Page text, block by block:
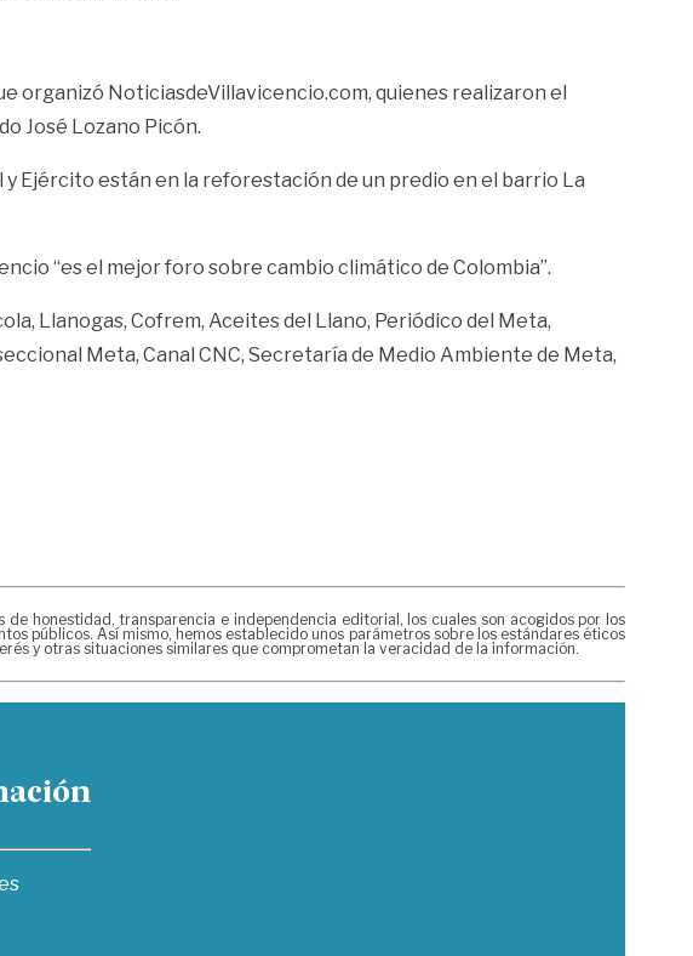
organizó NoticiasdeVillavicencio.com, quienes realizaron el
José Lozano Picón.
Ejército están en la reforestación de un predio en el barrio La
“es el mejor foro sobre cambio climático de Colombia”.
Llanogas, Cofrem, Aceites del Llano, Periódico del Meta,
Meta, Canal CNC, Secretaría de Medio Ambiente de Meta,
de honestidad, transparencia e independencia editorial, los cuales son acogidos por los
públicos. Así mismo, hemos establecido unos parámetros sobre los estándares éticos
y otras situaciones similares que comprometan la veracidad de la información.